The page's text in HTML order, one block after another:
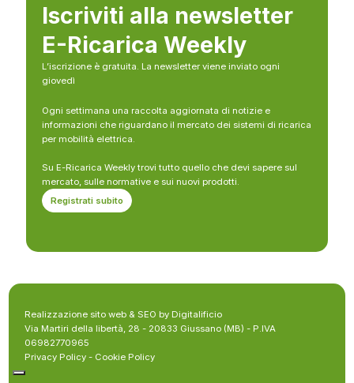
Iscriviti alla newsletter
E-Ricarica Weekly
L’iscrizione è gratuita. La newsletter viene inviato ogni
giovedì
Ogni settimana una raccolta aggiornata di notizie e
informazioni che riguardano il mercato dei sistemi di ricarica
per mobilità elettrica.
Su E-Ricarica Weekly trovi tutto quello che devi sapere sul
mercato, sulle normative e sui nuovi prodotti.
Registrati subito
Realizzazione sito web & SEO by Digitalificio
Via Martiri della libertà, 28 - 20833 Giussano (MB) - P.IVA
06982770965
Privacy Policy - Cookie Policy